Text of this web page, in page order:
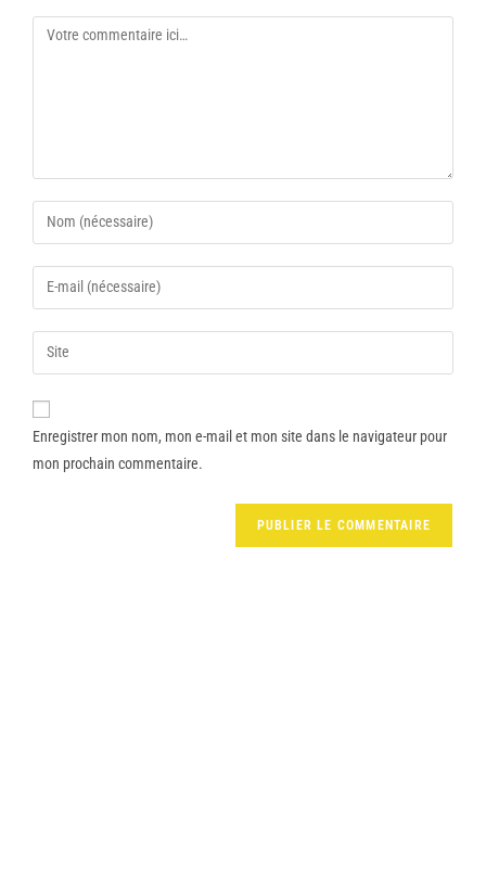
Enregistrer mon nom, mon e-mail et mon site dans le navigateur pour
mon prochain commentaire.